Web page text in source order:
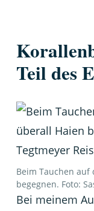
Teil des
Beim Tauchen
begegnen. Foto:
Bei meinem